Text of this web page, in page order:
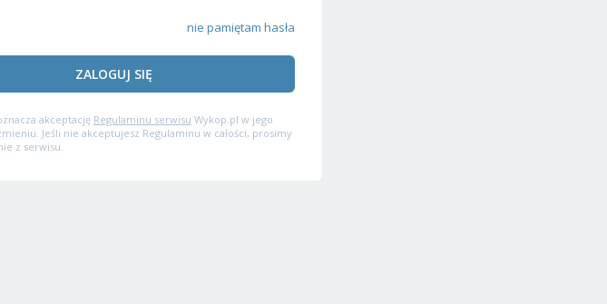
nie pamiętam hasła
ZALOGUJ SIĘ
akceptację Regulaminu serwisu Wykop.pl w jego
Jeśli nie akceptujesz Regulaminu w całości, prosimy
z serwisu.